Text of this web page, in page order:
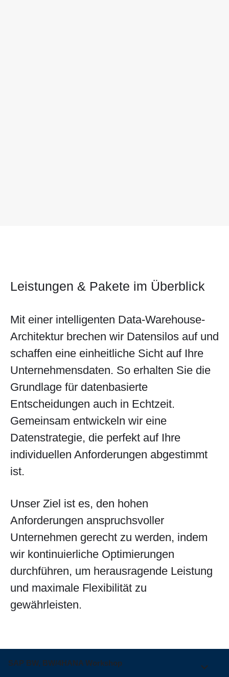
Leistungen & Pakete im Überblick
Mit einer intelligenten Data-Warehouse-
Architektur brechen wir Datensilos auf und
schaffen eine einheitliche Sicht auf Ihre
Unternehmensdaten. So erhalten Sie die
Grundlage für datenbasierte
Entscheidungen auch in Echtzeit.
Gemeinsam entwickeln wir eine
Datenstrategie, die perfekt auf Ihre
individuellen Anforderungen abgestimmt
ist.
Unser Ziel ist es, den hohen
Anforderungen anspruchsvoller
Unternehmen gerecht zu werden, indem
wir kontinuierliche Optimierungen
durchführen, um herausragende Leistung
und maximale Flexibilität zu
gewährleisten.
SAP BW, BW/4HANA Workshop